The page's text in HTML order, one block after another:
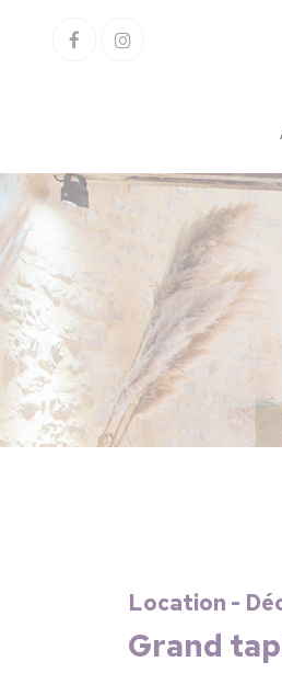
FacebookInstagram
Location -
Grand